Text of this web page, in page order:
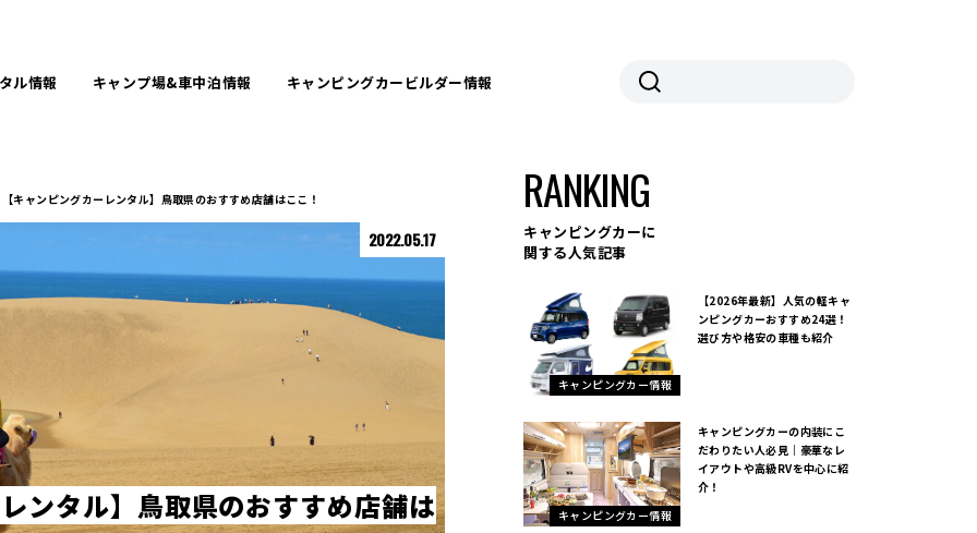
ル情報 キャンプ場&車中泊情報 キャンピングカービルダー情報
【キャンピングカーレンタル】鳥取県のおすすめ店舗はここ！
2022.05.17
レンタル】 鳥取県のおすすめ店舗は
RANKING
キャンピングカーに
関する人気記事
キャンピングカー情報
【2026年最新】人気の軽キャ
ンピングカーおすすめ24選！
選び方や格安の車種も紹介
キャンピングカー情報
キャンピングカーの内装にこ
だわりたい人必見｜豪華なレ
イアウトや高級RVを中心に紹
介！